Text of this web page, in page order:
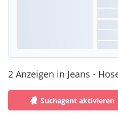
2 Anzeigen in Jeans -
Suchagent aktivieren